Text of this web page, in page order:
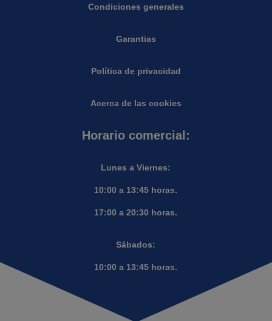
Condiciones generales
Garantias
Política de privacidad
Acerca de las cookies
Horario comercial:
Lunes a Viernes:
10:00 a 13:45 horas.
17:00 a 20:30 horas.
Sábados:
10:00 a 13:45 horas.